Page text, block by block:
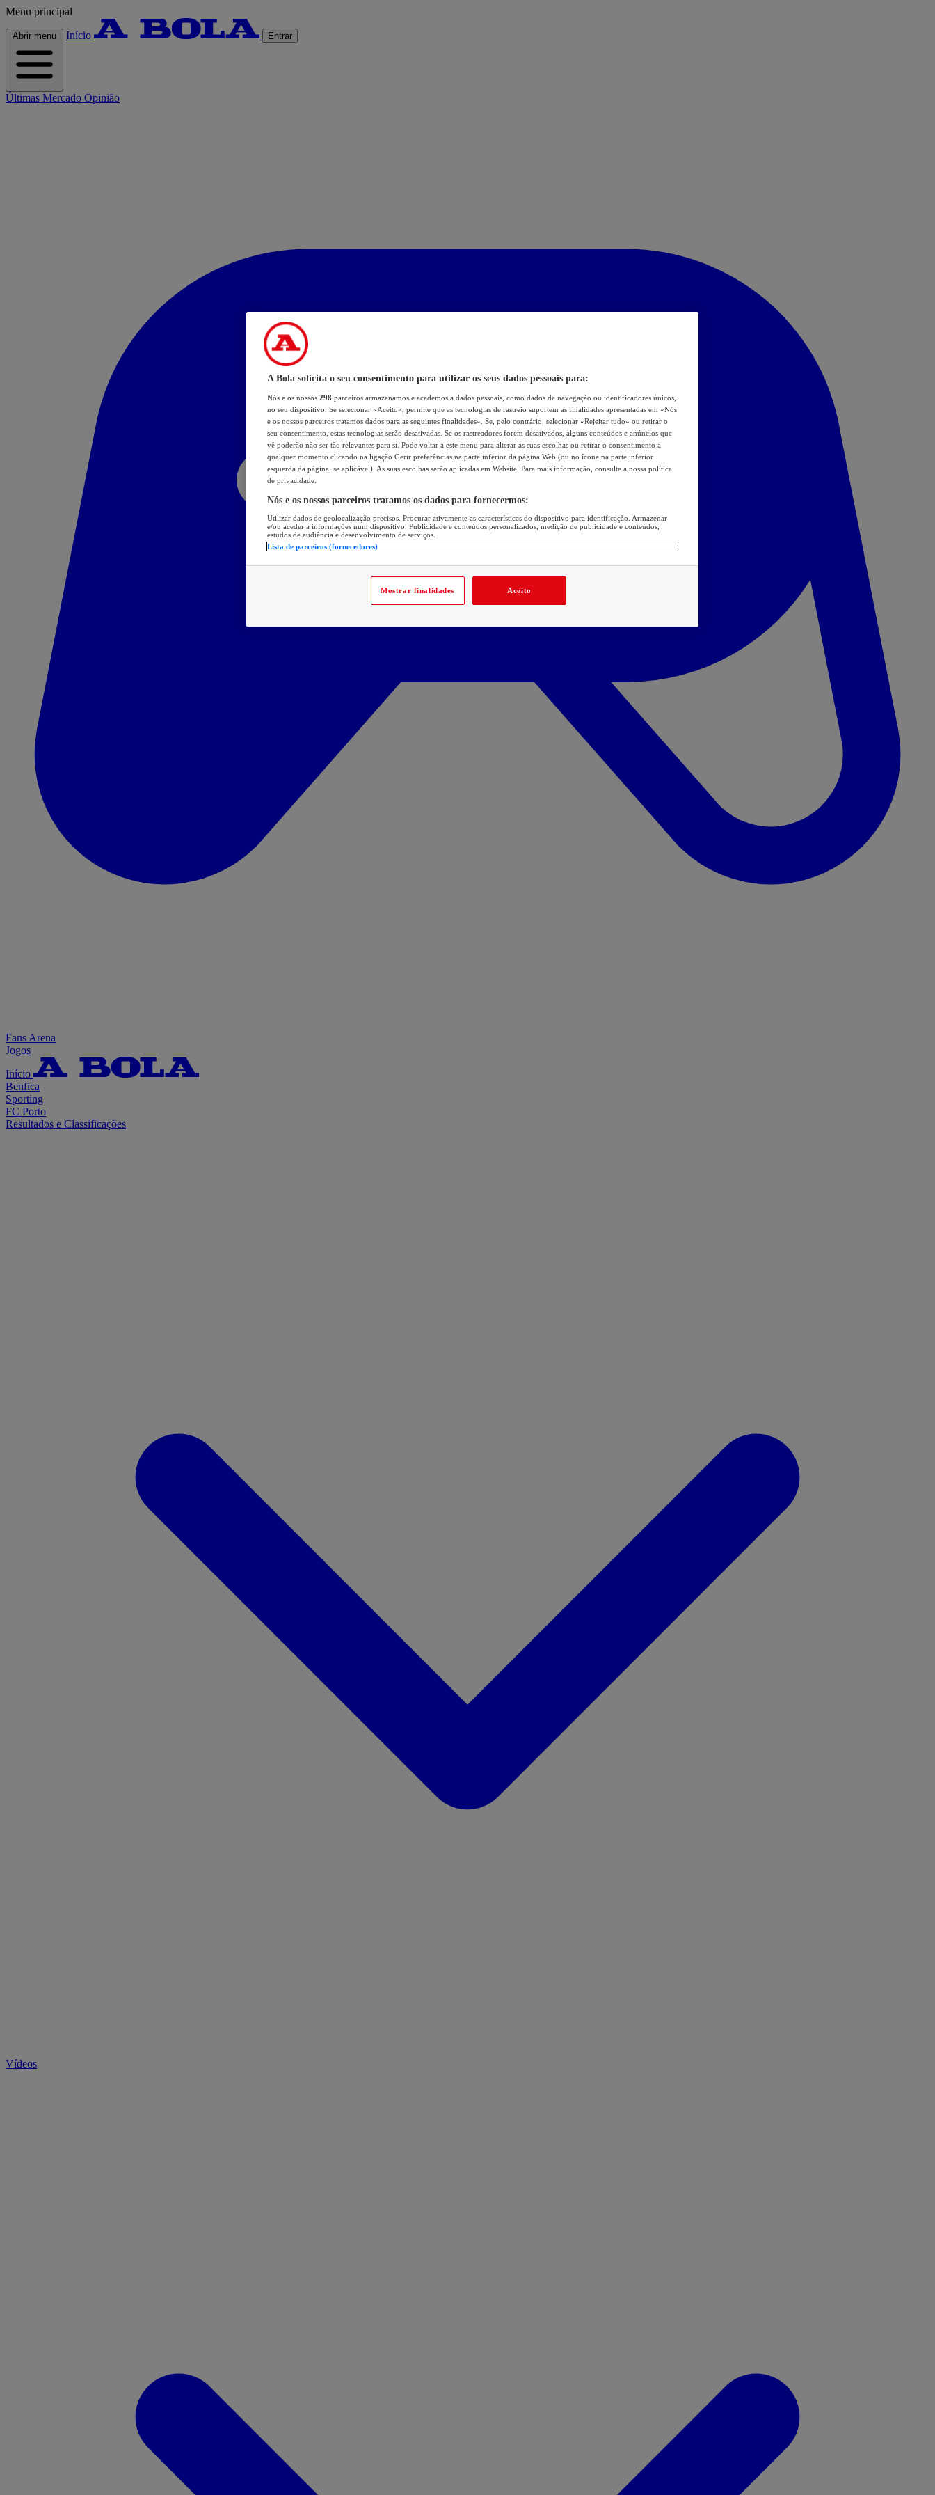
Menu principal
Abrir menu Início Entrar
Últimas Mercado Opinião
Fans Arena
Jogos
Início
Benfica
Sporting
FC Porto
Resultados e Classificações
Vídeos
A Bola solicita o seu consentimento para utilizar os seus dados pessoais para:
Nós e os nossos 298 parceiros armazenamos e acedemos a dados pessoais, como dados de navegação ou identificadores únicos,
no seu dispositivo. Se selecionar «Aceito», permite que as tecnologias de rastreio suportem as finalidades apresentadas em «Nós
e os nossos parceiros tratamos dados para as seguintes finalidades». Se, pelo contrário, selecionar «Rejeitar tudo» ou retirar o
seu consentimento, estas tecnologias serão desativadas. Se os rastreadores forem desativados, alguns conteúdos e anúncios que
vê poderão não ser tão relevantes para si. Pode voltar a este menu para alterar as suas escolhas ou retirar o consentimento a
qualquer momento clicando na ligação Gerir preferências na parte inferior da página Web (ou no ícone na parte inferior
esquerda da página, se aplicável). As suas escolhas serão aplicadas em Website. Para mais informação, consulte a nossa política
de privacidade.
Nós e os nossos parceiros tratamos os dados para fornecermos:
Utilizar dados de geolocalização precisos. Procurar ativamente as características do dispositivo para identificação. Armazenar
e/ou aceder a informações num dispositivo. Publicidade e conteúdos personalizados, medição de publicidade e conteúdos,
estudos de audiência e desenvolvimento de serviços.
Lista de parceiros (fornecedores)
Mostrar finalidades Aceito